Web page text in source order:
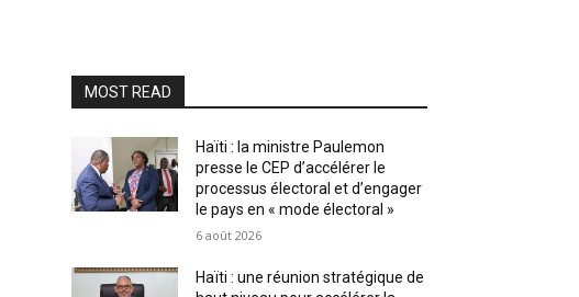
MOST READ
Haïti : la ministre Paulemon
presse le CEP d’accélérer le
processus électoral et d’engager
le pays en « mode électoral »
6 août 2026
Haïti : une réunion stratégique de